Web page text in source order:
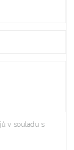
v souladu s